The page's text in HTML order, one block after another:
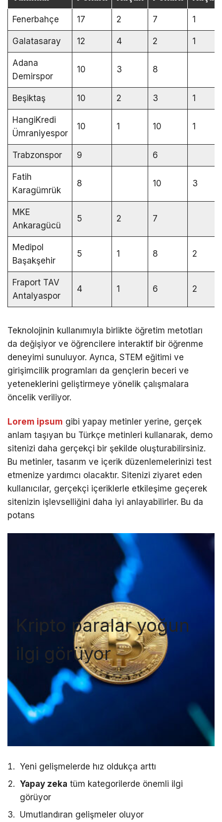
Fenerbahçe 17 2 7 1
Galatasaray 12 4 2 1
Adana
Demirspor
10 3 8
Beşiktaş 10 2 3 1
HangiKredi
Ümraniyespor
10 1 10 1
Trabzonspor 9 6
Fatih
Karagümrük
8 10 3
MKE
Ankaragücü
5 2 7
Medipol
Başakşehir
5 1 8 2
Fraport TAV
Antalyaspor
4 1 6 2
Teknolojinin kullanımıyla birlikte öğretim metotları
da değişiyor ve öğrencilere interaktif bir öğrenme
deneyimi sunuluyor. Ayrıca, STEM eğitimi ve
girişimcilik programları da gençlerin beceri ve
yeteneklerini geliştirmeye yönelik çalışmalara
öncelik veriliyor.
Lorem ipsum gibi yapay metinler yerine, gerçek
anlam taşıyan bu Türkçe metinleri kullanarak, demo
sitenizi daha gerçekçi bir şekilde oluşturabilirsiniz.
Bu metinler, tasarım ve içerik düzenlemelerinizi test
etmenize yardımcı olacaktır. Sitenizi ziyaret eden
kullanıcılar, gerçekçi içeriklerle etkileşime geçerek
sitenizin işlevselliğini daha iyi anlayabilirler. Bu da
potans
Kripto paralar yoğun
ilgi görüyor
Yeni gelişmelerde hız oldukça arttı
Yapay zeka tüm kategorilerde önemli ilgi
görüyor
Umutlandıran gelişmeler oluyor